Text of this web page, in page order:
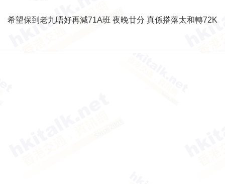
希望保到老九唔好再減71A班 夜晚廿分 真係搭落太和轉72K